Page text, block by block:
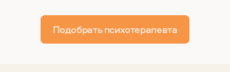
Подобрать психотерапевта